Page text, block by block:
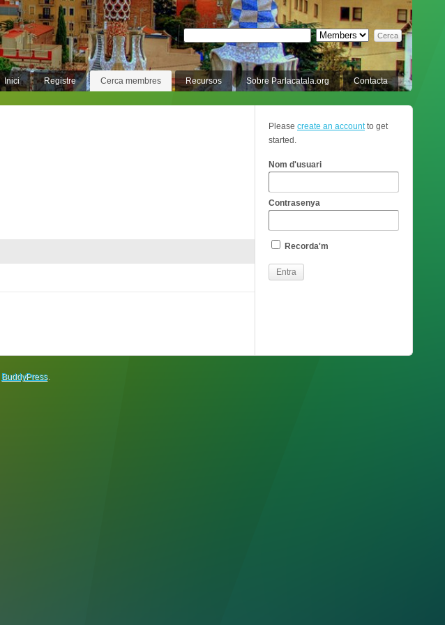
Inici Registre Cerca membres Recursos Sobre Parlacatala.org Contacta
Please create an accountto get
started.
Nom d'usuari
Contrasenya
Recorda'm
BuddyPress.